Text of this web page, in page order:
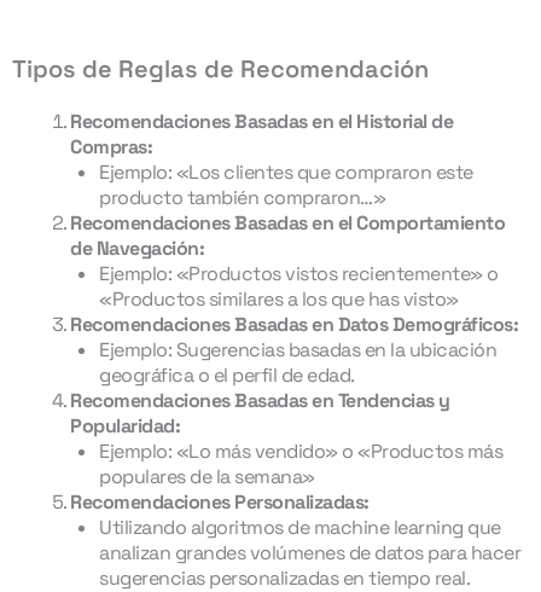
Tipos de Reglas de Recomendación
Recomendaciones Basadas en el Historial de
Compras:
Ejemplo: «Los clientes que compraron este
producto también compraron…»
Recomendaciones Basadas en el Comportamiento
de Navegación:
Ejemplo: «Productos vistos recientemente» o
«Productos similares a los que has visto»
Recomendaciones Basadas en Datos Demográficos:
Ejemplo: Sugerencias basadas en la ubicación
geográfica o el perfil de edad.
Recomendaciones Basadas en Tendencias y
Popularidad:
Ejemplo: «Lo más vendido» o «Productos más
populares de la semana»
Recomendaciones Personalizadas:
Utilizando algoritmos de machine learning que
analizan grandes volúmenes de datos para hacer
sugerencias personalizadas en tiempo real.